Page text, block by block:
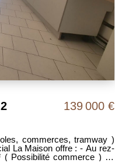
139 000 €
commerces, tramway )
offre : - Au rez-
( Possibilité commerce ) un